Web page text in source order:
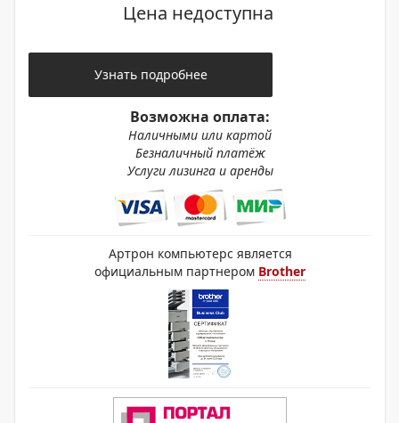
Цена недоступна
Узнать подробнее
Возможна оплата:
Наличными или картой
Безналичный платёж
Услуги лизинга и аренды
Артрон компьютерс является
официальным партнером Brother